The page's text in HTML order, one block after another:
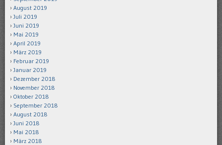
August 2019
Juli 2019
Juni 2019
Mai 2019
April 2019
März 2019
Februar 2019
Januar 2019
Dezember 2018
November 2018
Oktober 2018
September 2018
August 2018
Juni 2018
Mai 2018
März 2018